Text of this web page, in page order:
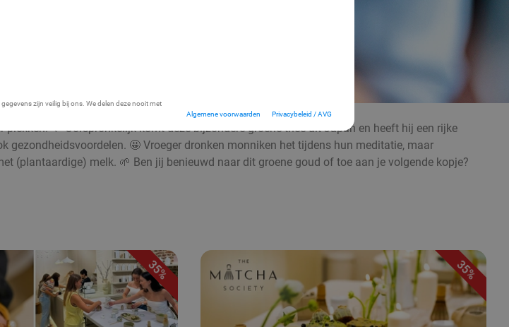
zijn veilig bij ons. We delen deze nooit met
Algemene voorwaarden Privacybeleid / AVG
💚 Oorspronkelijk komt deze bijzondere groene thee uit Japan en heeft hij een rijke
🤩 Vroeger dronken monniken het tijdens hun meditatie, maar
(plantaardige) melk. 🌱 Ben jij benieuwd naar dit groene goud of toe aan je volgende kopje?
35% 35%